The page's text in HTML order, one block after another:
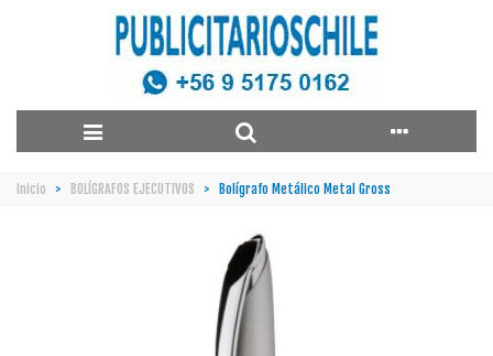
Inicio > BOLÍGRAFOS EJECUTIVOS > Bolígrafo Metálico Metal Gross